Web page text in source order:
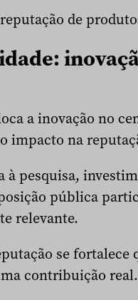
de
a inovação no
impacto na
à pesquisa,
pública
relevante.
se fortalece
contribuição real.